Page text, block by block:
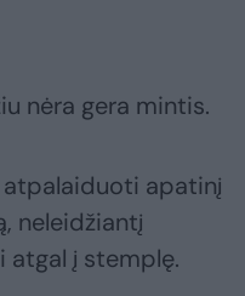
nėra gera mintis.
atpalaiduoti apatinį
neleidžiantį
atgal į stemplę.